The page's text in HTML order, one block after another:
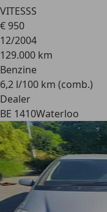
VITESSS
€ 950
12/2004
129.000 km
Benzine
6,2 l/100 km (comb.)
Dealer
BE 1410Waterloo